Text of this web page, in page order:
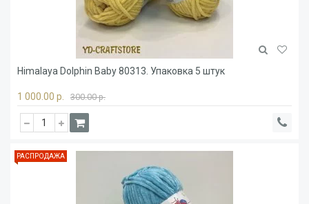
Himalaya Dolphin Baby 80313. Упаковка 5 штук
1 000.00 р. 300.00 р.
РАСПРОДАЖА